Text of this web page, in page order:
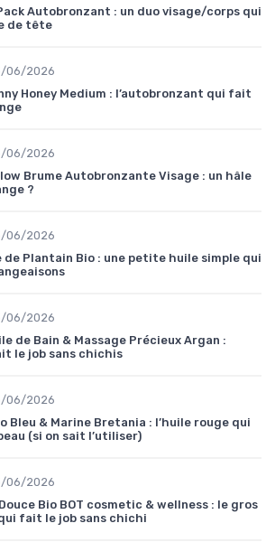
Pack Autobronzant : un duo visage/corps qui
de tête
06/2026
Honey Medium : l’autobronzant qui fait
06/2026
Brume Autobronzante Visage : un hâle
?
06/2026
de Plantain Bio : une petite huile simple qui
06/2026
de Bain & Massage Précieux Argan :
le job sans chichis
06/2026
Bleu & Marine Bretania : l’huile rouge qui
(si on sait l’utiliser)
06/2026
Bio BOT cosmetic & wellness : le gros
fait le job sans chichi